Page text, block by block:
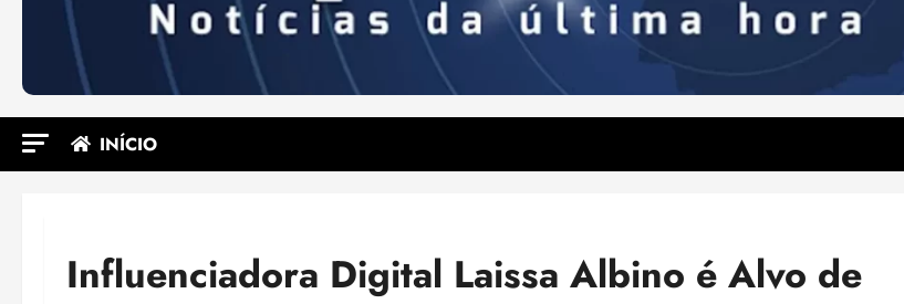
INÍCIO
Influenciadora Digital Laissa Albino é Alvo de